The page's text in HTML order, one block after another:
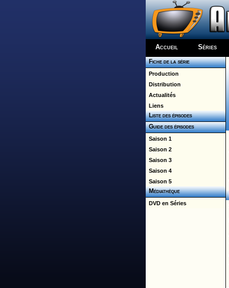
Accueil Séries
Fiche de la série
Production
Distribution
Actualités
Liens
Liste des épisodes
Guide des épisodes
Saison 1
Saison 2
Saison 3
Saison 4
Saison 5
Médiathèque
DVD en Séries